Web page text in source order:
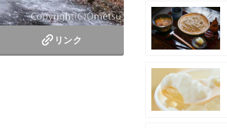
リンク